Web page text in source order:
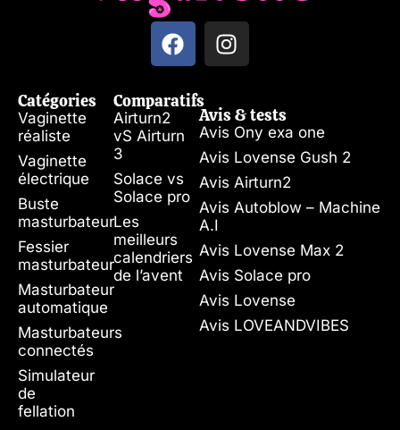
Catégories
Vaginette
réaliste
Vaginette
électrique
Buste
masturbateur
Fessier
masturbateur
Masturbateur
automatique
Masturbateurs
connectés
Simulateur
de
fellation
Comparatifs
Airturn2
vS Airturn
3
Solace vs
Solace pro
Les
meilleurs
calendriers
de l’avent
Avis & tests
Avis Ony exa one
Avis Lovense Gush 2
Avis Airturn2
Avis Autoblow – Machine
A.I
Avis Lovense Max 2
Avis Solace pro
Avis Lovense
Avis LOVEANDVIBES